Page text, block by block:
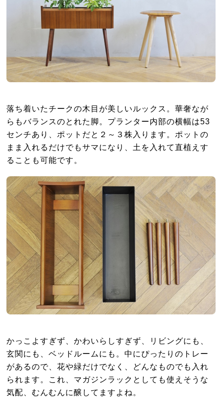
落ち着いたチークの木目が美しいルックス。華奢なが
らもバランスのとれた脚。プランター内部の横幅は53
センチあり、ポットだと２～３株入ります。ポットの
まま入れるだけでもサマになり、土を入れて直植えす
ることも可能です。
かっこよすぎず、かわいらしすぎず、リビングにも、
玄関にも、ベッドルームにも。中にぴったりのトレー
があるので、花や緑だけでなく、どんなものでも入れ
られます。これ、マガジンラックとしても使えそうな
気配、むんむんに醸してますよね。